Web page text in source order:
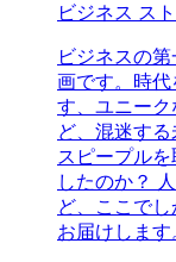
ビジネス ス
ビジネスの
画です。時
す、ユニー
ど、混迷す
スピープル
したのか？
ど、ここで
お届けします